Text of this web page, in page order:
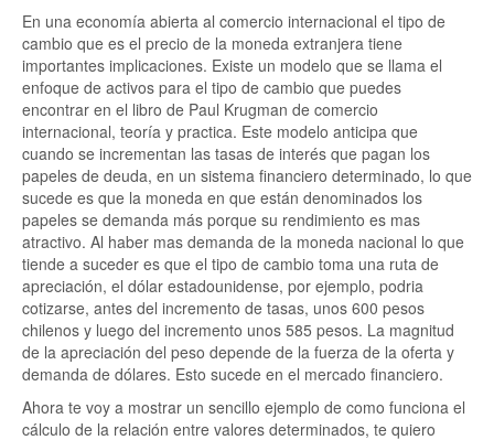
En una economía abierta al comercio internacional el tipo de
cambio que es el precio de la moneda extranjera tiene
importantes implicaciones. Existe un modelo que se llama el
enfoque de activos para el tipo de cambio que puedes
encontrar en el libro de Paul Krugman de comercio
internacional, teoría y practica. Este modelo anticipa que
cuando se incrementan las tasas de interés que pagan los
papeles de deuda, en un sistema financiero determinado, lo que
sucede es que la moneda en que están denominados los
papeles se demanda más porque su rendimiento es mas
atractivo. Al haber mas demanda de la moneda nacional lo que
tiende a suceder es que el tipo de cambio toma una ruta de
apreciación, el dólar estadounidense, por ejemplo, podria
cotizarse, antes del incremento de tasas, unos 600 pesos
chilenos y luego del incremento unos 585 pesos. La magnitud
de la apreciación del peso depende de la fuerza de la oferta y
demanda de dólares. Esto sucede en el mercado financiero.
Ahora te voy a mostrar un sencillo ejemplo de como funciona el
cálculo de la relación entre valores determinados, te quiero